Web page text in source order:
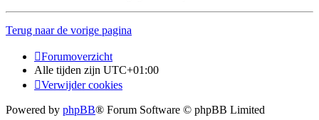
Terug naar de vorige pagina
Forumoverzicht
Alle tijden zijn UTC+01:00
Verwijder cookies
Powered by phpBB® Forum Software © phpBB Limited